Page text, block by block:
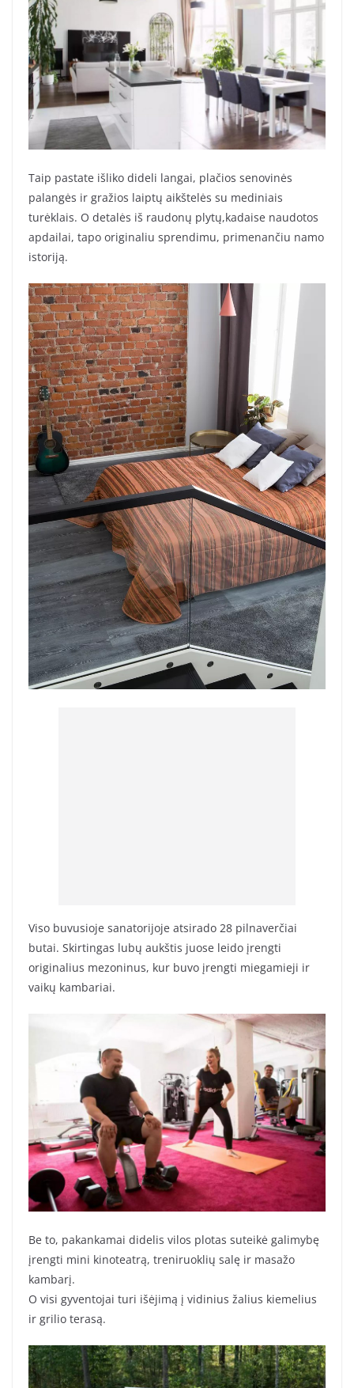
Taip pastate išliko dideli langai, plačios senovinės
palangės ir gražios laiptų aikštelės su mediniais
turėklais. O detalės iš raudonų plytų,kadaise naudotos
apdailai, tapo originaliu sprendimu, primenančiu namo
istoriją.
Viso buvusioje sanatorijoje atsirado 28 pilnaverčiai
butai. Skirtingas lubų aukštis juose leido įrengti
originalius mezoninus, kur buvo įrengti miegamieji ir
vaikų kambariai.
Be to, pakankamai didelis vilos plotas suteikė galimybę
įrengti mini kinoteatrą, treniruoklių salę ir masažo
kambarį.
O visi gyventojai turi išėjimą į vidinius žalius kiemelius
ir grilio terasą.